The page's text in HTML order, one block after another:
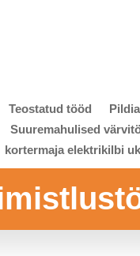
Teostatud tööd
Suuremahulised
kortermaja elektrikilbi